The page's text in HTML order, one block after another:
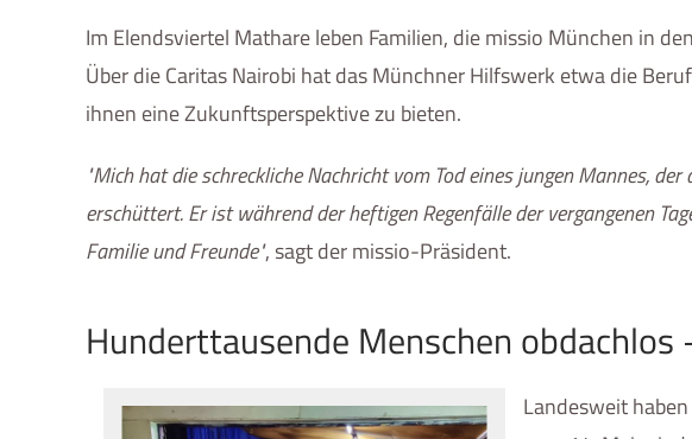
Im Elendsviertel Mathare leben Familien, die missio München in
Über die Caritas Nairobi hat das Münchner Hilfswerk etwa die
ihnen eine Zukunftsperspektive zu bieten.
Mich hat die schreckliche Nachricht vom Tod eines jungen Mannes,
erschüttert. Er ist während der heftigen Regenfälle der vergangenen
Familie und Freunde , sagt der missio-Präsident.
Hunderttausende Menschen
Landesweit